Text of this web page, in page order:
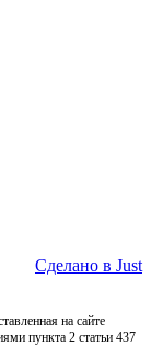
Сделано в Just
на сайте
пункта 2 статьи 437